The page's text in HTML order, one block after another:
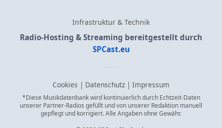
Infrastruktur & Technik
Radio-Hosting & Streaming bereitgestellt durch
SPCast.eu
Cookies | Datenschutz | Impressum
*Diese Musikdatenbank wird kontinuierlich durch Echtzeit-Daten
unserer Partner-Radios gefüllt und von unserer Redaktion manuell
gepflegt und korrigiert. Alle Angaben ohne Gewähr.